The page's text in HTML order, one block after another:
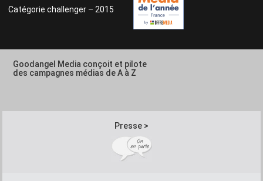
Catégorie challenger – 2015
Goodangel Media conçoit et pilote
des campagnes médias de A à Z
Presse >